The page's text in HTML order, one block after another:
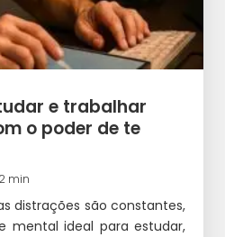
e trabalhar
o poder de te
min
distrações são constantes,
mental ideal para estudar,